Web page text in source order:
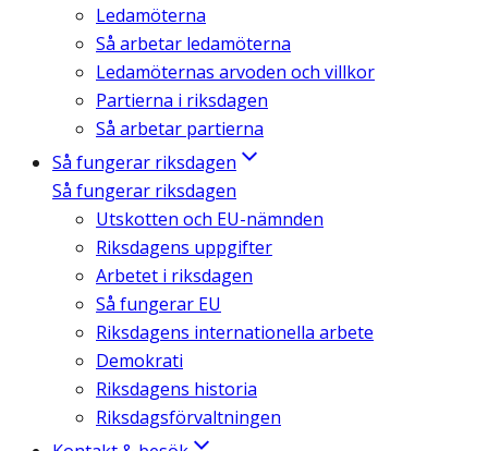
Ledamöterna
Så arbetar ledamöterna
Ledamöternas arvoden och villkor
Partierna i riksdagen
Så arbetar partierna
Så fungerar riksdagen
Så fungerar riksdagen
Utskotten och EU-nämnden
Riksdagens uppgifter
Arbetet i riksdagen
Så fungerar EU
Riksdagens internationella arbete
Demokrati
Riksdagens historia
Riksdagsförvaltningen